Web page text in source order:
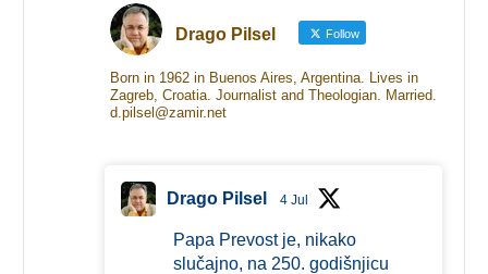
Drago Pilsel Follow
Born in 1962 in Buenos Aires, Argentina. Lives in
Zagreb, Croatia. Journalist and Theologian. Married.
d.pilsel@zamir.net
Drago Pilsel 4 Jul
Papa Prevost je, nikako
slučajno, na 250. godišnjicu